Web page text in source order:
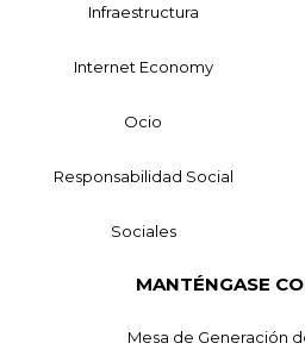
Infraestructura
Internet Economy
Ocio
Responsabilidad Social
Sociales
MANTÉNGASE
Mesa de Generación